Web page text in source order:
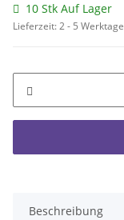
10 Stk Auf Lager
Lieferzeit:2 - 5 Werktage
Beschreibung